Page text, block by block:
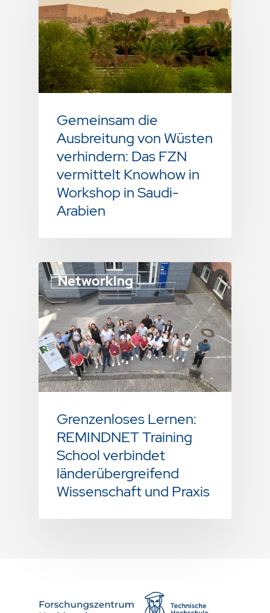
Gemeinsam die
Ausbreitung von Wüsten
verhindern: Das FZN
vermittelt Knowhow in
Workshop in Saudi-
Arabien
Networking
Grenzenloses Lernen:
REMINDNET Training
School verbindet
länderübergreifend
Wissenschaft und Praxis